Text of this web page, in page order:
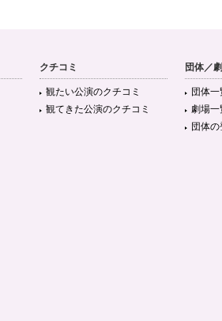
クチコミ
観たい公演のクチコミ
観てきた公演のクチコミ
団体／
団体一
劇場一
団体の